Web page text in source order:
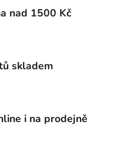
nad 1500 Kč
skladem
i na prodejně